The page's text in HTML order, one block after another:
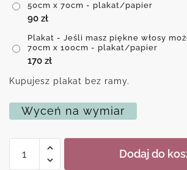
50cm x 70cm - plakat/papier
90 zł
Plakat - Jeśli masz piękne włosy
70cm x 100cm - plakat/papier
170 zł
Kupujesz plakat bez ramy.
Wyceń na wymiar
ilość
Plakat
Dodaj do